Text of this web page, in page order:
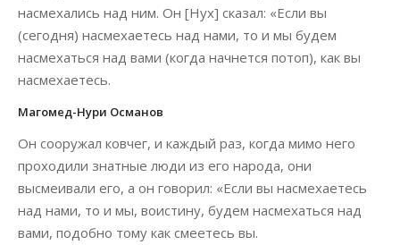
насмехались над ним. Он [Нух] сказал: «Если вы
(сегодня) насмехаетесь над нами, то и мы будем
насмехаться над вами (когда начнется потоп), как вы
насмехаетесь.
Магомед-Нури Османов
Он сооружал ковчег, и каждый раз, когда мимо него
проходили знатные люди из его народа, они
высмеивали его, а он говорил: «Если вы насмехаетесь
над нами, то и мы, воистину, будем насмехаться над
вами, подобно тому как смеетесь вы.